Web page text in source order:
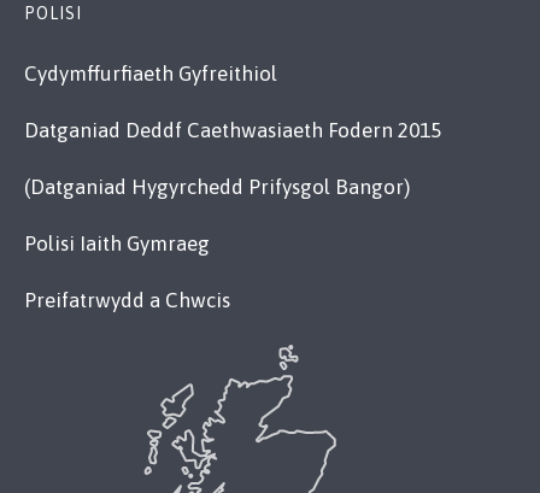
POLISI
Cydymffurfiaeth Gyfreithiol
Datganiad Deddf Caethwasiaeth Fodern 2015
(Datganiad Hygyrchedd Prifysgol Bangor)
Polisi Iaith Gymraeg
Preifatrwydd a Chwcis